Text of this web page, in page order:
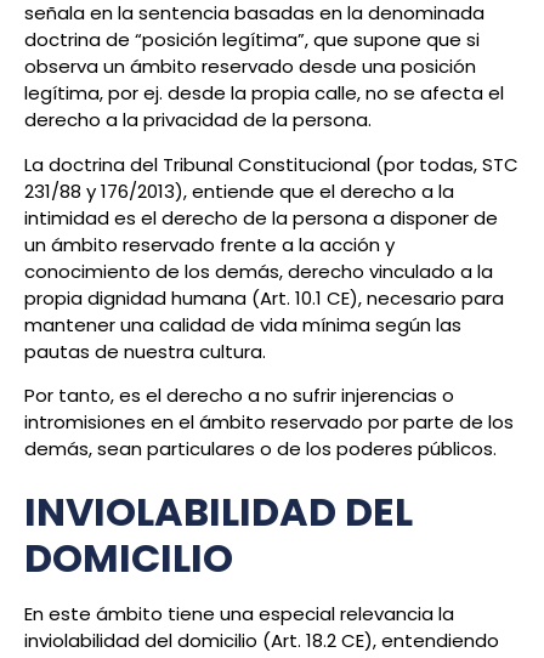
señala en la sentencia basadas en la denominada
doctrina de “posición legítima”, que supone que si
observa un ámbito reservado desde una posición
legítima, por ej. desde la propia calle, no se afecta el
derecho a la privacidad de la persona.
La doctrina del Tribunal Constitucional (por todas, STC
231/88 y 176/2013), entiende que el derecho a la
intimidad es el derecho de la persona a disponer de
un ámbito reservado frente a la acción y
conocimiento de los demás, derecho vinculado a la
propia dignidad humana (Art. 10.1 CE), necesario para
mantener una calidad de vida mínima según las
pautas de nuestra cultura.
Por tanto, es el derecho a no sufrir injerencias o
intromisiones en el ámbito reservado por parte de los
demás, sean particulares o de los poderes públicos.
INVIOLABILIDAD DEL
DOMICILIO
En este ámbito tiene una especial relevancia la
inviolabilidad del domicilio (Art. 18.2 CE), entendiendo